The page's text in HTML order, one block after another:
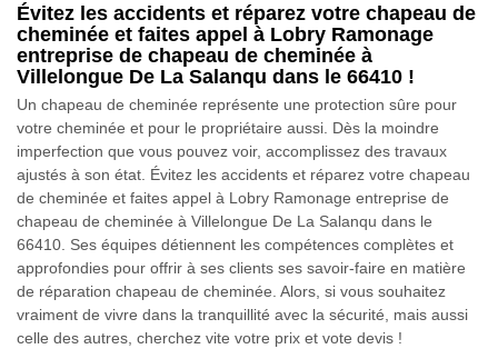
Évitez les accidents et réparez votre chapeau de
cheminée et faites appel à Lobry Ramonage
entreprise de chapeau de cheminée à
Villelongue De La Salanqu dans le 66410 !
Un chapeau de cheminée représente une protection sûre pour
votre cheminée et pour le propriétaire aussi. Dès la moindre
imperfection que vous pouvez voir, accomplissez des travaux
ajustés à son état. Évitez les accidents et réparez votre chapeau
de cheminée et faites appel à Lobry Ramonage entreprise de
chapeau de cheminée à Villelongue De La Salanqu dans le
66410. Ses équipes détiennent les compétences complètes et
approfondies pour offrir à ses clients ses savoir-faire en matière
de réparation chapeau de cheminée. Alors, si vous souhaitez
vraiment de vivre dans la tranquillité avec la sécurité, mais aussi
celle des autres, cherchez vite votre prix et vote devis !